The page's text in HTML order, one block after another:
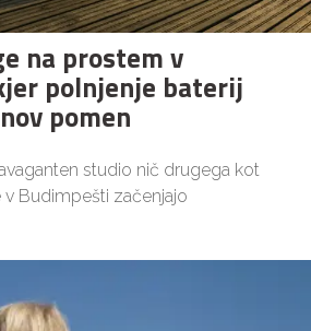
na prostem v
polnjenje baterij
pomen
studio nič drugega kot
v Budimpešti začenjajo